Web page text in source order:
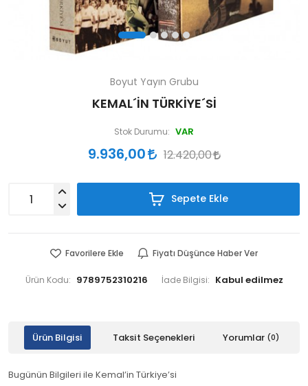
Boyut Yayın Grubu
KEMAL´İN TÜRKİYE´Sİ
Stok Durumu: VAR
9.936,00 12.420,00
Sepete Ekle
Favorilere Ekle Fiyatı Düşünce Haber Ver
Ürün Kodu: 9789752310216 İade Bilgisi:
Ürün Bilgisi Taksit Seçenekleri Yorumlar (0)
Bugünün Bilgileri ile Kemal’in Türkiye’si